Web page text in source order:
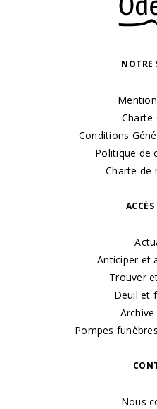
NOTRE
Charte
Conditions
Politique de
Charte de
Anticiper et
Trouver
Deuil et
Pompes
Nous